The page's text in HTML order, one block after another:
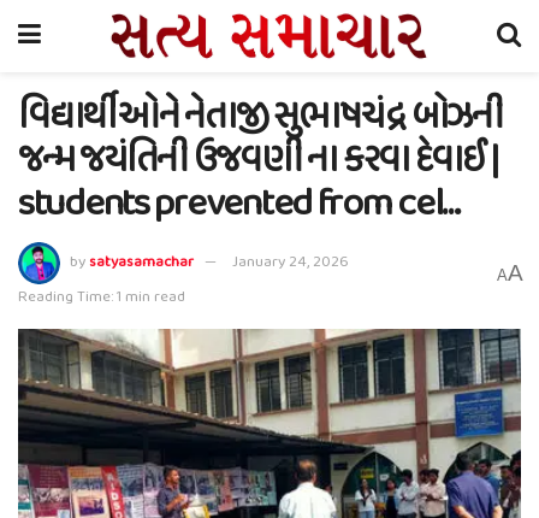
વિદ્યાર્થીઓને નેતાજી સુભાષચંદ્ર બોઝની
જન્મ જયંતિની ઉજવણી ના કરવા દેવાઈ |
students prevented from cel…
bysatyasamachar
January 24, 2026
Reading Time: 1 min read
AA